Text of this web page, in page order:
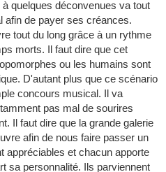
quelques déconvenues va tout
afin de payer ses créances.
tout du long grâce à un rythme
morts. Il faut dire que cet
ou les humains sont
D'autant plus que ce scénario
concours musical. Il va
pas mal de sourires
Il faut dire que la grande galerie
afin de nous faire passer un
appréciables et chacun apporte
sa personnalité. Ils parviennent